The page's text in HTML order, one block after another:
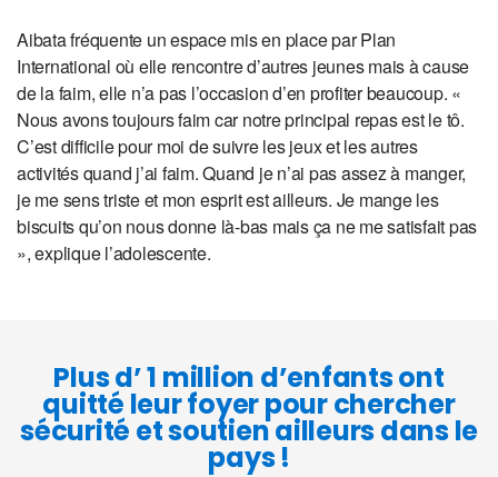
Aibata fréquente un espace mis en place par Plan
International où elle rencontre d’autres jeunes mais à cause
de la faim, elle n’a pas l’occasion d’en profiter beaucoup. «
Nous avons toujours faim car notre principal repas est le tô.
C’est difficile pour moi de suivre les jeux et les autres
activités quand j’ai faim. Quand je n’ai pas assez à manger,
je me sens triste et mon esprit est ailleurs. Je mange les
biscuits qu’on nous donne là-bas mais ça ne me satisfait pas
», explique l’adolescente.
Plus d’ 1 million d’enfants ont
quitté leur foyer pour chercher
sécurité et soutien ailleurs dans le
pays !